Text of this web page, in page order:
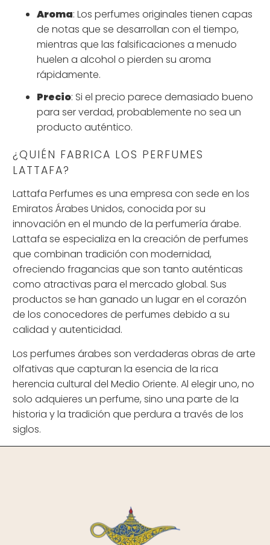
Aroma: Los perfumes originales tienen capas
de notas que se desarrollan con el tiempo,
mientras que las falsificaciones a menudo
huelen a alcohol o pierden su aroma
rápidamente.
Precio: Si el precio parece demasiado bueno
para ser verdad, probablemente no sea un
producto auténtico.
¿QUIÉN FABRICA LOS PERFUMES
LATTAFA?
Lattafa Perfumes es una empresa con sede en los
Emiratos Árabes Unidos, conocida por su
innovación en el mundo de la perfumería árabe.
Lattafa se especializa en la creación de perfumes
que combinan tradición con modernidad,
ofreciendo fragancias que son tanto auténticas
como atractivas para el mercado global. Sus
productos se han ganado un lugar en el corazón
de los conocedores de perfumes debido a su
calidad y autenticidad.
Los perfumes árabes son verdaderas obras de arte
olfativas que capturan la esencia de la rica
herencia cultural del Medio Oriente. Al elegir uno, no
solo adquieres un perfume, sino una parte de la
historia y la tradición que perdura a través de los
siglos.